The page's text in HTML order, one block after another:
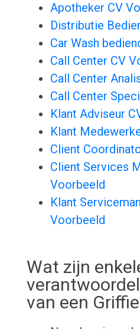
Apotheker CV
Distributie
Car Wash
Call Center CV
Call Center
Call Center
Klant Adviseur
Klant
Client
Client Services
Voorbeeld
Klant
Voorbeeld
Wat zijn
van een